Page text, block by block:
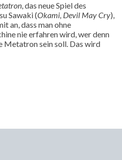
, das neue Spiel des
Sawaki (Okami, Devil May Cry),
an, dass man ohne
nie erfahren wird, wer denn
Metatron sein soll. Das wird